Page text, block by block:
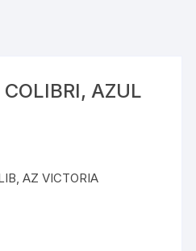
AZUL
AZ VICTORIA